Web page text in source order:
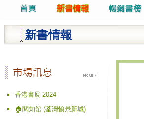
新書情報
香港書展 2024
🏠閱知館 (荃灣愉景新城)